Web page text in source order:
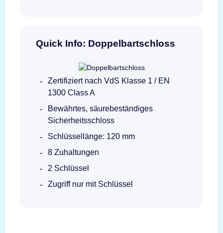
Quick Info: Doppelbartschloss
Zertifiziert nach VdS Klasse 1 / EN
1300 Class A
Bewährtes, säurebeständiges
Sicherheitsschloss
Schlüssellänge: 120 mm
8 Zuhaltungen
2 Schlüssel
Zugriff nur mit Schlüssel